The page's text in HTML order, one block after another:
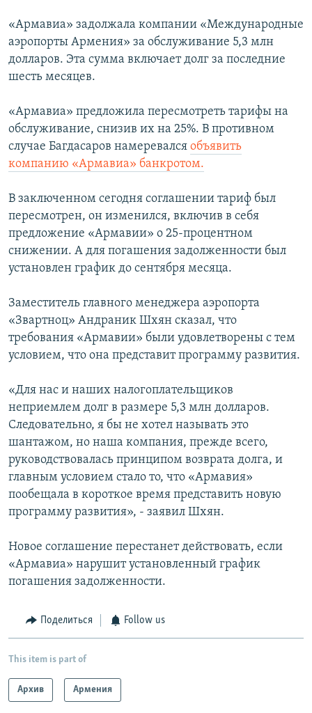
«Армавиа» задолжала компании «Международные
аэропорты Армения» за обслуживание 5,3 млн
долларов. Эта сумма включает долг за последние
шесть месяцев.
«Армавиа» предложила пересмотреть тарифы на
обслуживание, снизив их на 25%. В противном
случае Багдасаров намеревался объявить
компанию «Армавиа» банкротом.
В заключенном сегодня соглашении тариф был
пересмотрен, он изменился, включив в себя
предложение «Армавии» о 25-процентном
снижении. А для погашения задолженности был
установлен график до сентября месяца.
Заместитель главного менеджера аэропорта
«Звартноц» Андраник Шхян сказал, что
требования «Армавии» были удовлетворены с тем
условием, что она представит программу развития.
«Для нас и наших налогоплательщиков
неприемлем долг в размере 5,3 млн долларов.
Следовательно, я бы не хотел называть это
шантажом, но наша компания, прежде всего,
руководствовалась принципом возврата долга, и
главным условием стало то, что «Армавия»
пообещала в короткое время представить новую
программу развития», - заявил Шхян.
Новое соглашение перестанет действовать, если
«Армавиа» нарушит установленный график
погашения задолженности.
Поделиться Follow us
This item is part of
Архив Армения